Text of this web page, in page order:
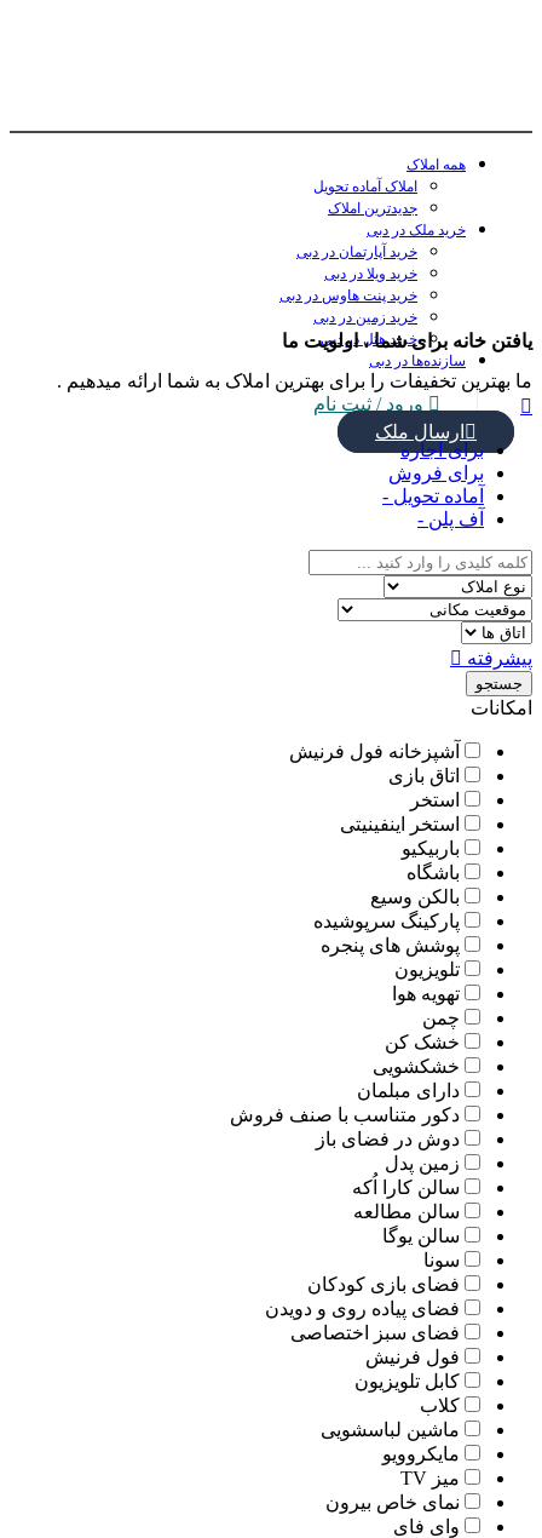
همه املاک
املاک آماده تحویل
جدیدترین املاک
خرید ملک در دبی
خرید آپارتمان در دبی
خرید ویلا در دبی
خرید پنت هاوس در دبی
خرید زمین در دبی
خرید هتل در دبی
سازنده‌ها در دبی
ورود/ ثبت نام
ارسال ملک
یافتن خانه برای شما ، اولویت ما
ما بهترین تخفیفات را برای بهترین املاک به شما ارائه میدهیم .
برای اجاره
برای فروش
آماده تحویل -
آف پلن -
پیشرفته
جستجو
امکانات
آشپزخانه فول فرنیش
اتاق بازی
استخر
استخر اینفینیتی
باربیکیو
باشگاه
بالکن وسیع
پارکینگ سرپوشیده
پوشش های پنجره
تلویزیون
تهویه هوا
چمن
خشک کن
خشکشویی
دارای مبلمان
دکور متناسب با صنف فروش
دوش در فضای باز
زمین پدل
سالن کارا اُکه
سالن مطالعه
سالن یوگا
سونا
فضای بازی کودکان
فضای پیاده روی و دویدن
فضای سبز اختصاصی
فول فرنیش
کابل تلویزیون
کلاب
ماشین لباسشویی
مایکروویو
میز TV
نمای خاص بیرون
وای فای